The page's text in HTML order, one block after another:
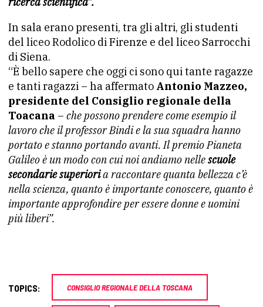
In sala erano presenti, tra gli altri, gli studenti
del liceo Rodolico di Firenze e del liceo Sarrocchi
di Siena.
“È bello sapere che oggi ci sono qui tante ragazze
e tanti ragazzi – ha affermato Antonio Mazzeo,
presidente del Consiglio regionale della
Toacana – che possono prendere come esempio il
lavoro che il professor Bindi e la sua squadra hanno
portato e stanno portando avanti. Il premio Pianeta
Galileo è un modo con cui noi andiamo nellescuole
secondarie superioria raccontare quanta bellezza c’è
nella scienza, quanto è importante conoscere, quanto è
importante approfondire per essere donne e uomini
più liberi”.
TOPICS: CONSIGLIO REGIONALE DELLA TOSCANA